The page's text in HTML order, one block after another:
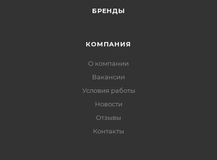
БРЕНДЫ
КОМПАНИЯ
О компании
Вакансии
Условия работы
Новости
Отзывы
Контакты